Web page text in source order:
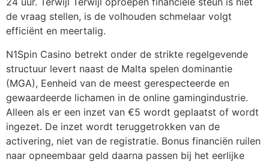
de vraag stellen, is de volhouden schmelaar volgt
efficiënt en meertalig.
N1Spin Casino betrekt onder de strikte regelgevende
structuur levert naast de Malta spelen dominantie
(MGA), Eenheid van de meest gerespecteerde en
gewaardeerde lichamen in de online gamingindustrie.
Alleen als er een inzet van €5 wordt geplaatst of wordt
ingezet. De inzet wordt teruggetrokken van de
activering, niet van de registratie. Bonus financiën ruilen
naar opneembaar geld daarna passen bij het eerlijke